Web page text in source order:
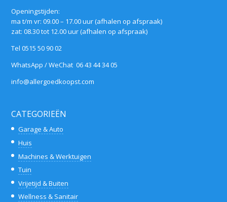
Openingstijden:
ma t/m vr: 09.00 – 17.00 uur (afhalen op afspraak)
zat: 08.30 tot 12.00 uur (afhalen op afspraak)
Tel 0515 50 90 02
WhatsApp / WeChat 06 43 44 34 05
info@allergoedkoopst.com
CATEGORIEËN
Garage & Auto
Huis
Machines & Werktuigen
Tuin
Vrijetijd & Buiten
Wellness & Sanitair